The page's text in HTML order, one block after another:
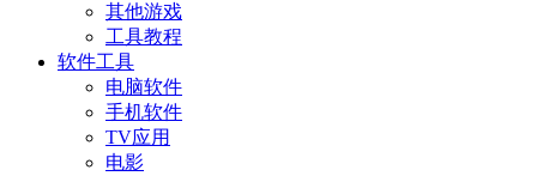
其他游戏
工具教程
软件工具
电脑软件
手机软件
TV应用
电影